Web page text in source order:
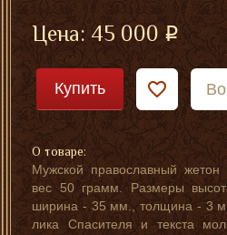
Цена:45 000
Купить
О товаре:
Мужской православный
вес 50 грамм. Размеры
ширина - 35 мм., толщина - 3
лика Спасителя и текста